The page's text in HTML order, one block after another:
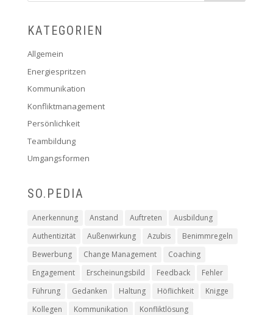
KATEGORIEN
Allgemein
Energiespritzen
Kommunikation
Konfliktmanagement
Persönlichkeit
Teambildung
Umgangsformen
SO.PEDIA
Anerkennung Anstand Auftreten
Ausbildung
Authentizität
Außenwirkung Azubis
Benimmregeln
Bewerbung
Change Management
Coaching
Engagement
Erscheinungsbild Feedback
Fehler
Führung
Gedanken Haltung Höflichkeit
Knigge
Kollegen
Kommunikation
Konfliktlösung